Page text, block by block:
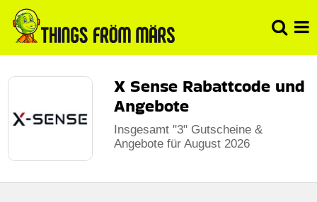
X Sense Rabattcode und
Angebote
Insgesamt "3" Gutscheine &
Angebote für August 2026